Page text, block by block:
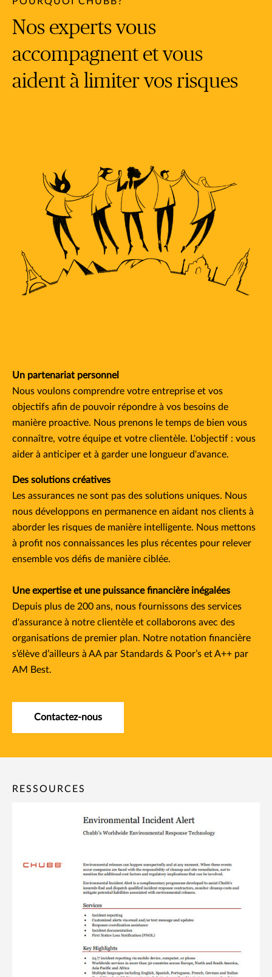
Nos experts vous
accompagnent et vous
aident à limiter vos risques
Un partenariat personnel
Nous voulons comprendre votre entreprise et vos
objectifs afin de pouvoir répondre à vos besoins de
manière proactive. Nous prenons le temps de bien vous
connaître, votre équipe et votre clientèle. L'objectif : vous
aider à anticiper et à garder une longueur d'avance.
Des solutions créatives
Les assurances ne sont pas des solutions uniques. Nous
nous développons en permanence en aidant nos clients à
aborder les risques de manière intelligente. Nous mettons
à profit nos connaissances les plus récentes pour relever
ensemble vos défis de manière ciblée.
Une expertise et une puissance financière inégalées
Depuis plus de 200 ans, nous fournissons des services
d'assurance à notre clientèle et collaborons avec des
organisations de premier plan. Notre notation financière
s’élève d’ailleurs à AA par Standards & Poor’s et A++ par
AM Best.​
Contactez-nous
RESSOURCES